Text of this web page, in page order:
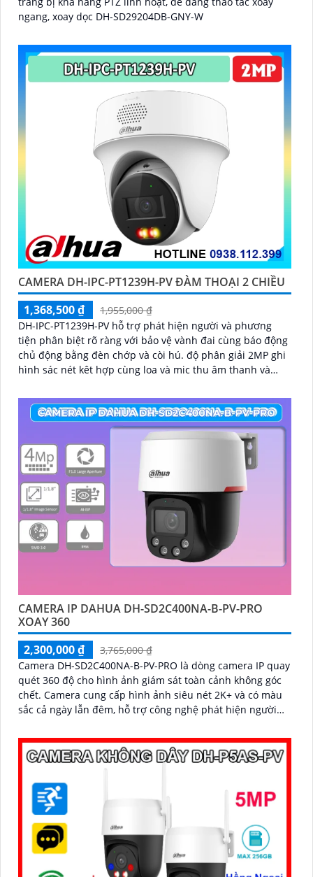
ngang, xoay dọc DH-SD29204DB-GNY-W
CAMERA DH-IPC-PT1239H-PV ĐÀM THOẠI 2 CHIỀU
1,368,500 ₫
1,955,000 ₫
DH-IPC-PT1239H-PV hỗ trợ phát hiện người và phương
tiện phân biệt rõ ràng với bảo vệ vành đai cùng báo động
chủ động bằng đèn chớp và còi hú. độ phân giải 2MP ghi
hình sác nét kêt hợp cùng loa và mic thu âm thanh và
CAMERA IP DAHUA DH-SD2C400NA-B-PV-PRO
XOAY 360
2,300,000 ₫
3,765,000 ₫
Camera DH-SD2C400NA-B-PV-PRO là dòng camera IP quay
quét 360 độ cho hình ảnh giám sát toàn cảnh không góc
chết. Camera cung cấp hình ảnh siêu nét 2K+ và có màu
sắc cả ngày lẫn đêm, hỗ trợ công nghệ phát hiện người